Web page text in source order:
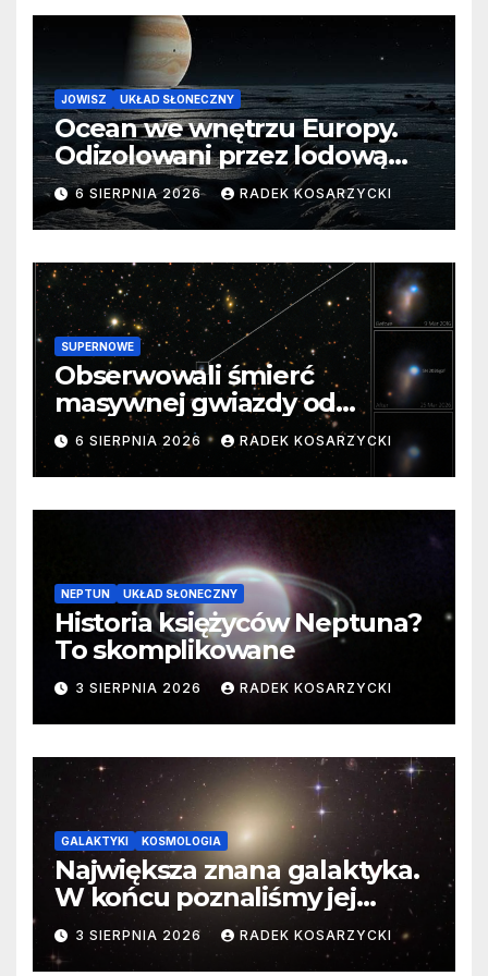
JOWISZ UKŁAD SŁONECZNY
Ocean we wnętrzu Europy.
Odizolowani przez lodową
barierę
6 SIERPNIA 2026 RADEK KOSARZYCKI
SUPERNOWE
Obserwowali śmierć
masywnej gwiazdy od
samego początku. Niezwykle
cenne dane
6 SIERPNIA 2026 RADEK KOSARZYCKI
NEPTUN UKŁAD SŁONECZNY
Historia księżyców Neptuna?
To skomplikowane
3 SIERPNIA 2026 RADEK KOSARZYCKI
GALAKTYKI KOSMOLOGIA
Największa znana galaktyka.
W końcu poznaliśmy jej
faktyczne wymiary
3 SIERPNIA 2026 RADEK KOSARZYCKI